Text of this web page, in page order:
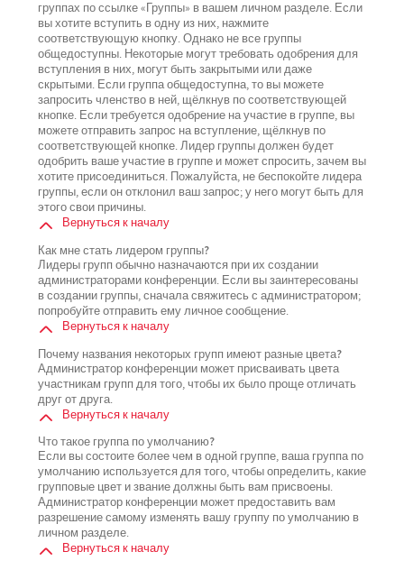
группах по ссылке «Группы» в вашем личном разделе. Если
вы хотите вступить в одну из них, нажмите
соответствующую кнопку. Однако не все группы
общедоступны. Некоторые могут требовать одобрения для
вступления в них, могут быть закрытыми или даже
скрытыми. Если группа общедоступна, то вы можете
запросить членство в ней, щёлкнув по соответствующей
кнопке. Если требуется одобрение на участие в группе, вы
можете отправить запрос на вступление, щёлкнув по
соответствующей кнопке. Лидер группы должен будет
одобрить ваше участие в группе и может спросить, зачем вы
хотите присоединиться. Пожалуйста, не беспокойте лидера
группы, если он отклонил ваш запрос; у него могут быть для
этого свои причины.
Вернуться к началу
Как мне стать лидером группы?
Лидеры групп обычно назначаются при их создании
администраторами конференции. Если вы заинтересованы
в создании группы, сначала свяжитесь с администратором;
попробуйте отправить ему личное сообщение.
Вернуться к началу
Почему названия некоторых групп имеют разные цвета?
Администратор конференции может присваивать цвета
участникам групп для того, чтобы их было проще отличать
друг от друга.
Вернуться к началу
Что такое группа по умолчанию?
Если вы состоите более чем в одной группе, ваша группа по
умолчанию используется для того, чтобы определить, какие
групповые цвет и звание должны быть вам присвоены.
Администратор конференции может предоставить вам
разрешение самому изменять вашу группу по умолчанию в
личном разделе.
Вернуться к началу